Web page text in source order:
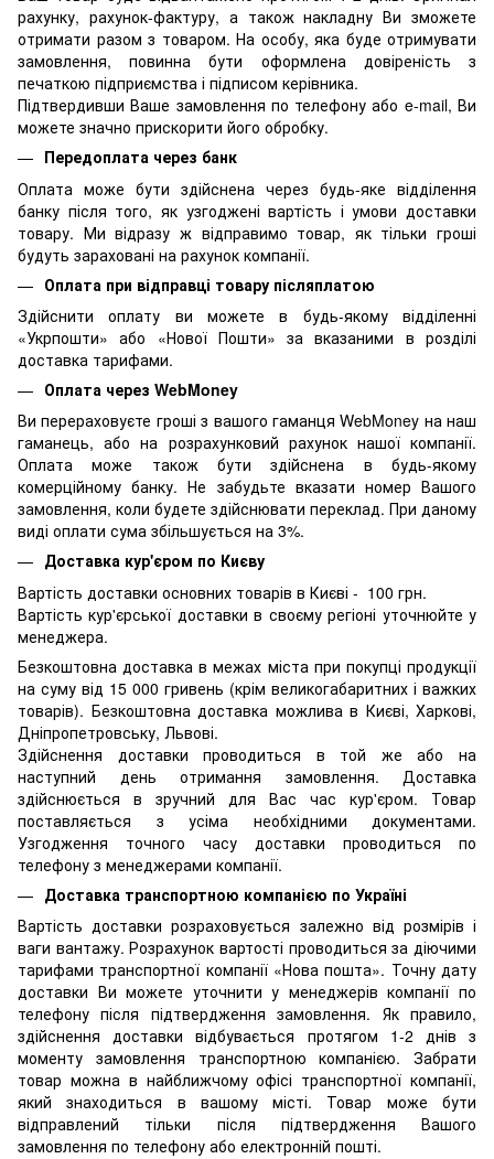
рахунку, рахунок-фактуру, а також накладну Ви зможете
отримати разом з товаром. На особу, яка буде отримувати
замовлення, повинна бути оформлена довіреність з
печаткою підприємства і підписом керівника.
Підтвердивши Ваше замовлення по телефону або e-mail, Ви
можете значно прискорити його обробку.
Передоплата через банк
Оплата може бути здійснена через будь-яке відділення
банку після того, як узгоджені вартість і умови доставки
товару. Ми відразу ж відправимо товар, як тільки гроші
будуть зараховані на рахунок компанії.
Оплата при відправці товару післяплатою
Здійснити оплату ви можете в будь-якому відділенні
«Укрпошти» або «Нової Пошти» за вказаними в розділі
доставка тарифами.
Оплата через WebMoney
Ви перераховуєте гроші з вашого гаманця WebMoney на наш
гаманець, або на розрахунковий рахунок нашої компанії.
Оплата може також бути здійснена в будь-якому
комерційному банку. Не забудьте вказати номер Вашого
замовлення, коли будете здійснювати переклад. При даному
виді оплати сума збільшується на 3%.
Доставка кур'єром по Києву
Вартість доставки основних товарів в Києві - 100 грн.
Вартість кур'єрської доставки в своєму регіоні уточнюйте у
менеджера.
Безкоштовна доставка в межах міста при покупці продукції
на суму від 15 000 гривень (крім великогабаритних і важких
товарів). Безкоштовна доставка можлива в Києві, Харкові,
Дніпропетровську, Львові.
Здійснення доставки проводиться в той же або на
наступний день отримання замовлення. Доставка
здійснюється в зручний для Вас час кур'єром. Товар
поставляється з усіма необхідними документами.
Узгодження точного часу доставки проводиться по
телефону з менеджерами компанії.
Доставка транспортною компанією по Україні
Вартість доставки розраховується залежно від розмірів і
ваги вантажу. Розрахунок вартості проводиться за діючими
тарифами транспортної компанії «Нова пошта». Точну дату
доставки Ви можете уточнити у менеджерів компанії по
телефону після підтвердження замовлення. Як правило,
здійснення доставки відбувається протягом 1-2 днів з
моменту замовлення транспортною компанією. Забрати
товар можна в найближчому офісі транспортної компанії,
який знаходиться в вашому місті. Товар може бути
відправлений тільки після підтвердження Вашого
замовлення по телефону або електронній пошті.